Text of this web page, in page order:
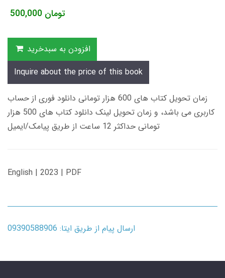
500,000 تومان
افزودن به سبدخرید
Inquire about the price of this book
زمان تحویل کتاب های 600 هزار تومانی دانلود فوری از حساب
کاربری می باشد، و زمان تحویل لینک دانلود کتاب های 500 هزار
تومانی حداکثر 12 ساعت از طریق پیامک/ایمیل
English | 2023 | PDF
ارسال پیام از طریق ایتا: 09390588906